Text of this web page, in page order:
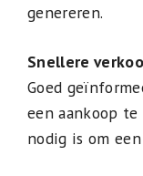
genereren.
Snellere
Goed
een aankoop
nodig is om